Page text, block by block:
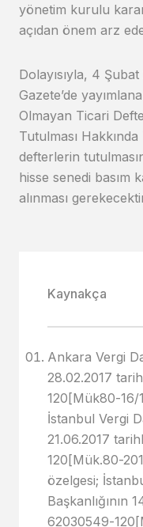
yönetim kurulu
açıdan önem arz
Dolayısıyla, 4
Gazete’de
Olmayan Ticari
Tutulması
defterlerin
hisse senedi basım
alınması
Kaynakça
Ankara Vergi
28.02.2017
120[Mük80-16/
İstanbul Vergi
21.06.2017
120[Mük.80-
özelgesi;
Başkanlığının
62030549-